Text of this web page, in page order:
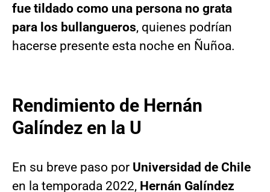
fue tildado como una persona no grata
para los bullangueros, quienes podrían
hacerse presente esta noche en Ñuñoa.
Rendimiento de Hernán
Galíndez en la U
En su breve paso por Universidad de Chile
en la temporada 2022, Hernán Galíndez